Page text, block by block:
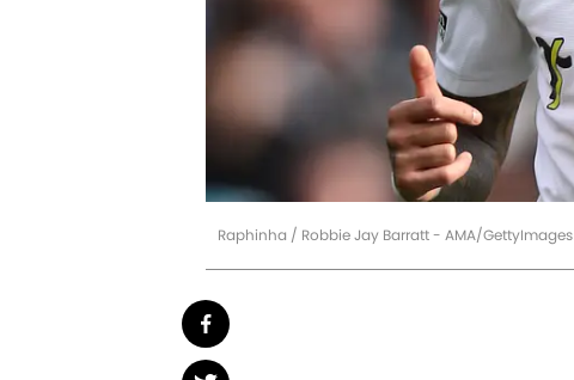
Raphinha / Robbie Jay Barratt - AMA/GettyImages